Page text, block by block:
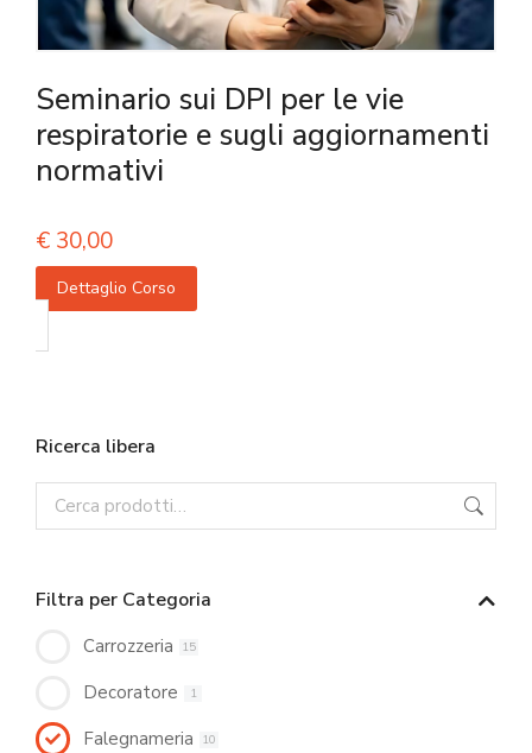
Seminario sui DPI per le vie
respiratorie e sugli aggiornamenti
normativi
€ 30,00
Dettaglio Corso
Ricerca libera
Filtra per Categoria
Carrozzeria 15
Decoratore 1
Falegnameria 10